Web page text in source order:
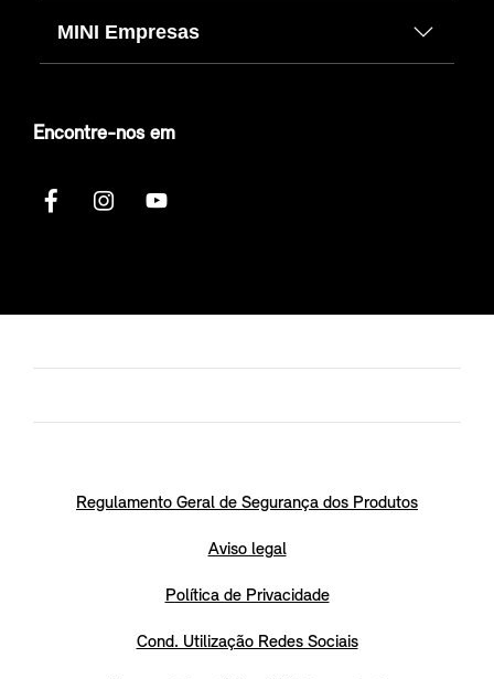
MINI Empresas
Encontre-nos em
Regulamento Geral de Segurança dos Produtos
Aviso legal
Política de Privacidade
Cond. Utilização Redes Sociais